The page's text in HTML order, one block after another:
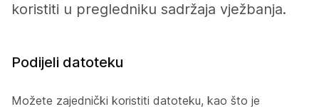
koristiti u pregledniku sadržaja vježbanja.
Podijeli datoteku
Možete zajednički koristiti datoteku, kao što je